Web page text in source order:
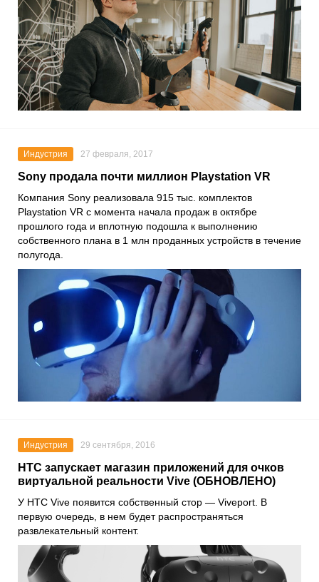
Индустрия 27 февраля, 2017
Sony продала почти миллион Playstation VR
Компания Sony реализовала 915 тыс. комплектов
Playstation VR с момента начала продаж в октябре
прошлого года и вплотную подошла к выполнению
собственного плана в 1 млн проданных устройств в течение
полугода.
Индустрия 29 сентября, 2016
HTC запускает магазин приложений для очков
виртуальной реальности Vive (ОБНОВЛЕНО)
У HTC Vive появится собственный стор — Viveport. В
первую очередь, в нем будет распространяться
развлекательный контент.